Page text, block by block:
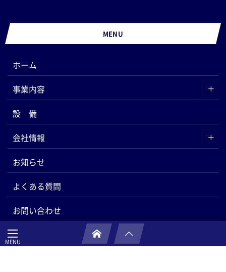
MENU
ホーム
事業内容
設 備
会社情報
お知らせ
よくある質問
お問い合わせ
大倉鋼機株式会社